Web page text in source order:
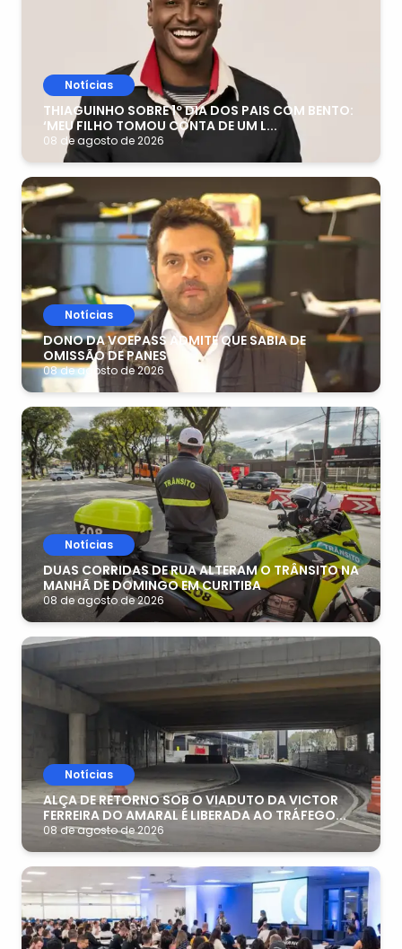
Notícias
THIAGUINHO SOBRE 1º DIA DOS PAIS COM BENTO:
‘MEU FILHO TOMOU CONTA DE UM L...
08 de agosto de 2026
Notícias
DONO DA VOEPASS ADMITE QUE SABIA DE
OMISSÃO DE PANES
08 de agosto de 2026
Notícias
DUAS CORRIDAS DE RUA ALTERAM O TRÂNSITO NA
MANHÃ DE DOMINGO EM CURITIBA
08 de agosto de 2026
Notícias
ALÇA DE RETORNO SOB O VIADUTO DA VICTOR
FERREIRA DO AMARAL É LIBERADA AO TRÁFEGO...
08 de agosto de 2026